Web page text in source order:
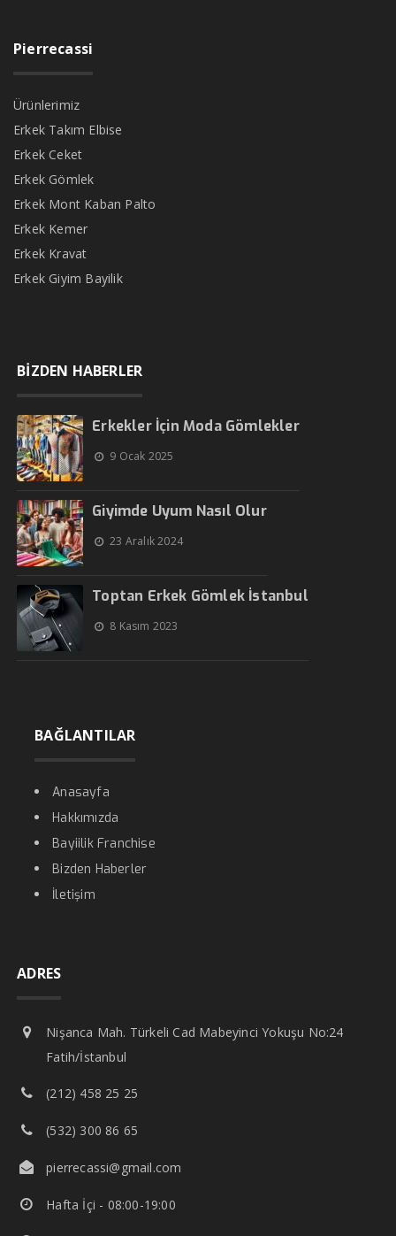
Pierrecassi
Ürünlerimiz
Erkek Takım Elbise
Erkek Ceket
Erkek Gömlek
Erkek Mont Kaban Palto
Erkek Kemer
Erkek Kravat
Erkek Giyim Bayilik
BİZDEN HABERLER
Erkekler İçin Moda Gömlekler
9 Ocak 2025
Giyimde Uyum Nasıl Olur
23 Aralık 2024
Toptan Erkek Gömlek İstanbul
8 Kasım 2023
BAĞLANTILAR
Anasayfa
Hakkımızda
Bayiilik Franchise
Bizden Haberler
İletişim
ADRES
Nişanca Mah. Türkeli Cad Mabeyinci Yokuşu No:24
Fatih/İstanbul
(212) 458 25 25
(532) 300 86 65
pierrecassi@gmail.com
Hafta İçi - 08:00-19:00